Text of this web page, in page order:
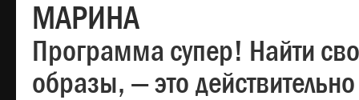
МАРИНА
Программа супер! Найти
образы, — это